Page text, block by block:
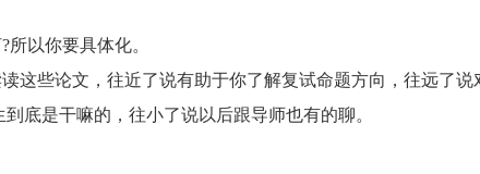
以你要具体化。
些论文，往近了说有助于你了解复试命题方向，往远了说
底是干嘛的，往小了说以后跟导师也有的聊。